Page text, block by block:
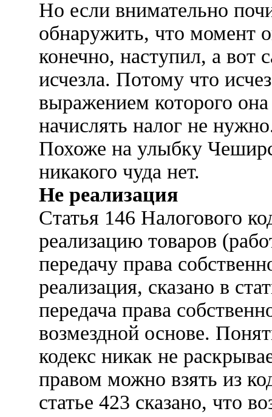
Но если внимательно
обнаружить, что момент
конечно, наступил, а вот
исчезла. Потому что
выражением которого
начислять налог не
Похоже на улыбку
никакого чуда нет.
Не реализация
Статья 146 Налогового
реализацию товаров
передачу права
реализация, сказано в
передача права
возмездной основе.
кодекс никак не
правом можно взять из
статье 423 сказано, что